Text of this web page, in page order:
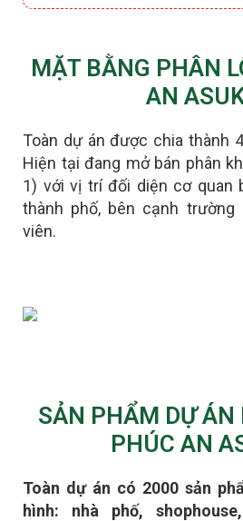
MẶT BẰNG PHÂN
AN
Toàn dự án được chia thành
Hiện tại đang mở bán phân
1) với vị trí đối diện cơ quan
thành phố, bên cạnh trường
viên.
SẢN PHẨM DỰ ÁN
PHÚC AN
Toàn dự án có 2000 sản
hình: nhà phố,